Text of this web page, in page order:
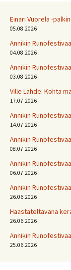
Einari Vuorela -
05.08.2026
Annikin
04.08.2026
Annikin
03.08.2026
Ville Lähde: Kohta
17.07.2026
Annikin
14.07.2026
Annikin
08.07.2026
Annikin
06.07.2026
Annikin
26.06.2026
Haastateltavana
26.06.2026
Annikin
25.06.2026